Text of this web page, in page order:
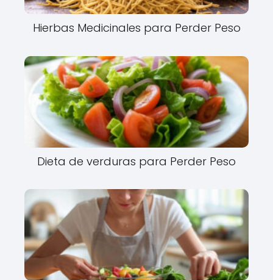
Hierbas Medicinales para Perder Peso
Dieta de verduras para Perder Peso